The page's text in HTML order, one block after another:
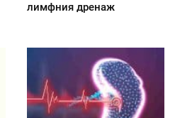
лимфния дренаж